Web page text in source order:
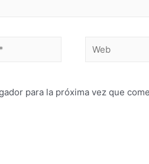
para la próxima vez que